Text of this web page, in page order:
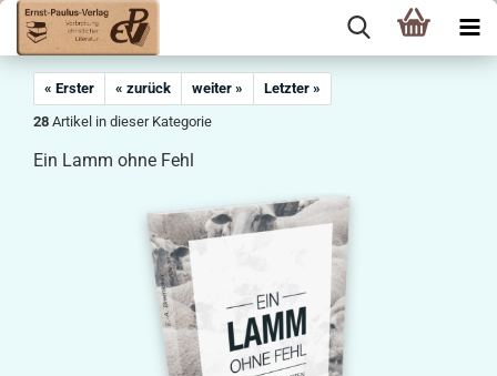
« Erster « zurück weiter »
Letzter »
28 Artikel in dieser Kategorie
Ein Lamm ohne Fehl